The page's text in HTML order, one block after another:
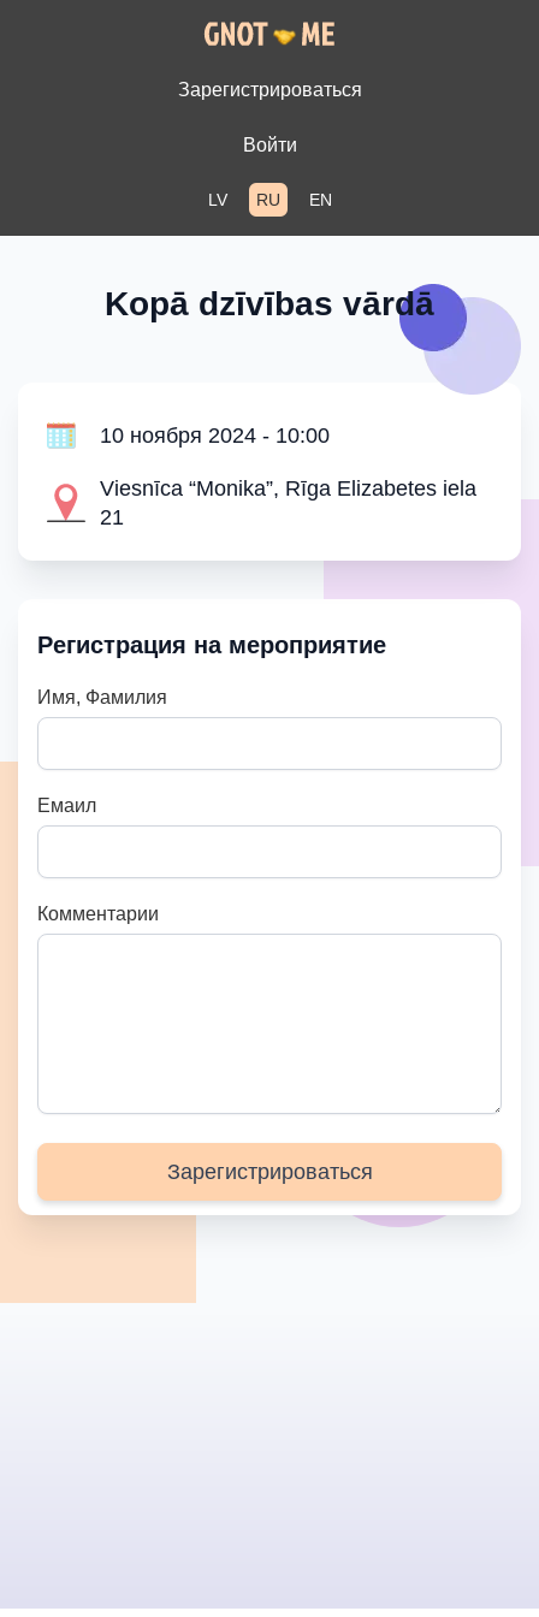
Зарегистрироваться
Войти
LV RU EN
Kopā dzīvības vārdā
10 ноября 2024 - 10:00
Viesnīca “Monika”, Rīga Elizabetes iela
21
Регистрация на мероприятие
Имя, Фамилия
Емаил
Комментарии